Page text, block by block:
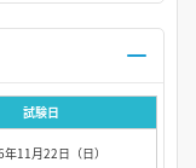
試験日
11月22日（日）